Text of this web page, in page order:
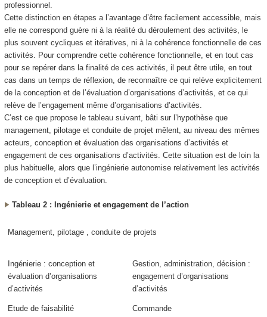
professionnel.
Cette distinction en étapes a l’avantage d’être facilement accessible, mais
elle ne correspond guère ni à la réalité du déroulement des activités, le
plus souvent cycliques et itératives, ni à la cohérence fonctionnelle de ces
activités. Pour comprendre cette cohérence fonctionnelle, et en tout cas
pour se repérer dans la finalité de ces activités, il peut être utile, en tout
cas dans un temps de réflexion, de reconnaître ce qui relève explicitement
de la conception et de l’évaluation d’organisations d’activités, et ce qui
relève de l’engagement même d’organisations d’activités.
C’est ce que propose le tableau suivant, bâti sur l’hypothèse que
management, pilotage et conduite de projet mêlent, au niveau des mêmes
acteurs, conceptionet évaluationdes organisations d’activités et
engagementde ces organisations d’activités. Cette situation est de loin la
plus habituelle, alors que l’ingénierie autonomise relativement les activités
de conception et d’évaluation.
Tableau 2 : Ingénierie et engagement de l’action
Management, pilotage , conduite de projets
Ingénierie : conception et
évaluation d’organisations
d’activités
Gestion, administration, décision :
engagement d’organisations
d’activités
Etude de faisabilité
Commande